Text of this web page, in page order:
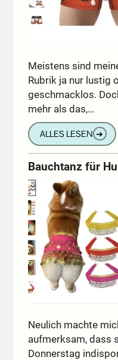
Meistens sind
Rubrik ja nur lustig
geschmacklos.
mehr als das,…
ALLES LESEN ➔
Bauchtanz für
Neulich machte
aufmerksam, dass
Donnerstag